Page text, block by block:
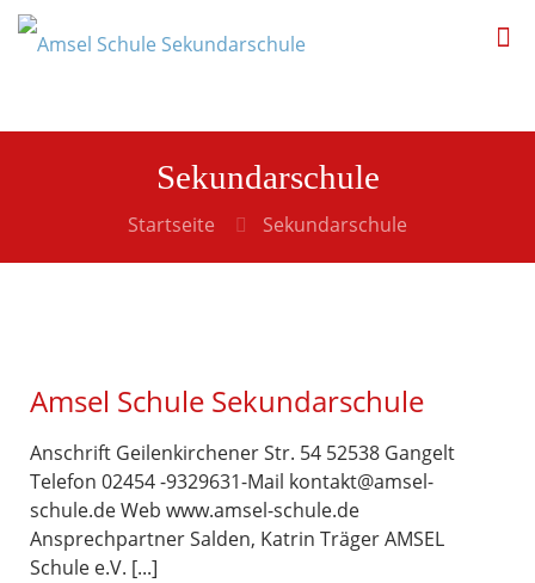
Sekundarschule
Startseite Sekundarschule
Amsel Schule Sekundarschule
Anschrift Geilenkirchener Str. 54 52538 Gangelt
Telefon 02454 -9329631-Mail kontakt@amsel-
schule.de Web www.amsel-schule.de
Ansprechpartner Salden, Katrin Träger AMSEL
Schule e.V. [...]